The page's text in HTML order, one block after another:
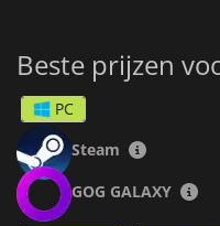
Beste prijzen
PC
Steam
GOG GALAXY